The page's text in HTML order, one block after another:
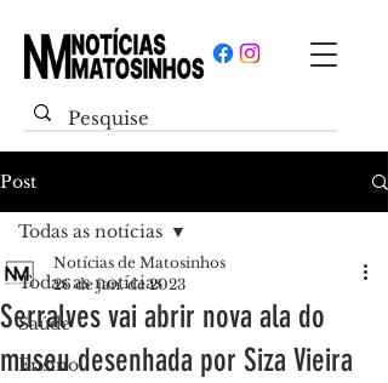
Post
Todas as notícias
Saúde
Ensino
Todas as notícias
Serralves vai abrir nova ala do
museu desenhada por Siza Vieira
Notícias de Matosinhos
26 de jan. de 2023